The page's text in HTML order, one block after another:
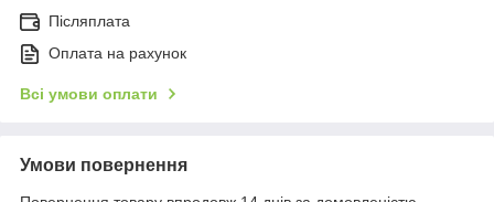
Післяплата
Оплата на рахунок
Всі умови оплати
Умови повернення